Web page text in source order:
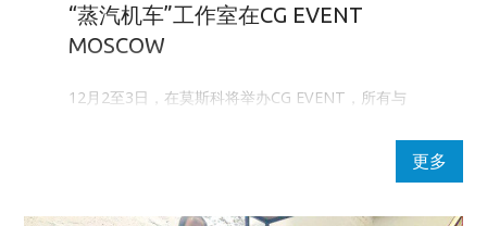
“蒸汽机车”工作室在CG EVENT
MOSCOW
12月2至3日，在莫斯科将举办CG EVENT，所有与
更多